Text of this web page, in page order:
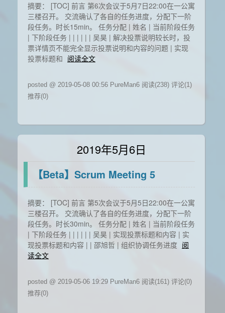
摘要： [TOC] 前言 第6次会议于5月7日22:00在一公寓
三楼召开。 交流确认了各自的任务进度，分配下一阶
段任务。时长15min。 任务分配 | 姓名 | 当前阶段任务
| 下阶段任务 | | | | | | 吴昊 | 解决投票说明较长时，投
票详情页不能完全显示投票说明和内容的问题 | 实现
投票标题和 阅读全文
posted @ 2019-05-08 00:56 PureMan6 阅读(238) 评论(1)
推荐(0)
2019年5月6日
【Beta】Scrum Meeting 5
摘要： [TOC] 前言 第5次会议于5月5日22:00在一公寓
三楼召开。 交流确认了各自的任务进度，分配下一阶
段任务。时长30min。 任务分配 | 姓名 | 当前阶段任务
| 下阶段任务 | | | | | | 吴昊 | 实现投票标题和内容 | 实
现投票标题和内容 | | 邵旭哲 | 组织协调任务进度 阅
读全文
posted @ 2019-05-06 19:29 PureMan6 阅读(161) 评论(0)
推荐(0)